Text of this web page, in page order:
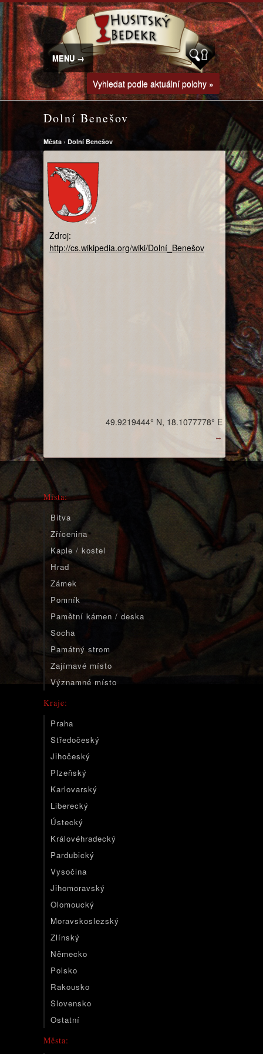
MENU →
Vyhledat podle aktuální polohy »
Dolní Benešov
Města › Dolní Benešov
Zdroj:
http://cs.wikipedia.org/wiki/Dolní_Benešov
↔
49.9219444° N, 18.1077778° E
Místa:
Bitva
Zřícenina
Kaple / kostel
Hrad
Zámek
Pomník
Pamětní kámen / deska
Socha
Památný strom
Zajímavé místo
Významné místo
Kraje:
Praha
Středočeský
Jihočeský
Plzeňský
Karlovarský
Liberecký
Ústecký
Královéhradecký
Pardubický
Vysočina
Jihomoravský
Olomoucký
Moravskoslezský
Zlínský
Německo
Polsko
Rakousko
Slovensko
Ostatní
Města: